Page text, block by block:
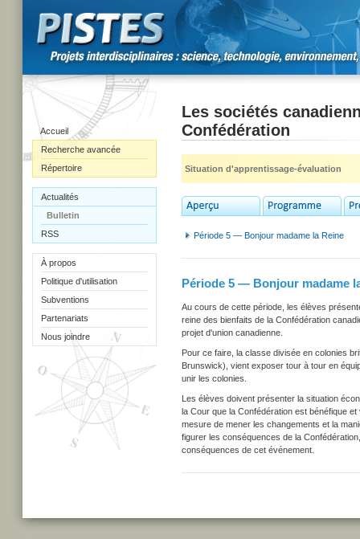
Accueil
Recherche avancée
Répertoire
Actualités
Bulletin
RSS
À propos
Politique d'utilisation
Subventions
Partenariats
Nous joindre
Les sociétés
Confédération
Situation d'apprentissage-évaluation
Période 5 — Bonjour madame la Reine
Période 5 — Bonjour madame
Au cours de cette période, les élèves
reine des bienfaits de la Confédération
projet d'union canadienne.
Pour ce faire, la classe divisée en colonies
Brunswick), vient exposer tour à tour en
unir les colonies.
Les élèves doivent présenter la situation
la Cour que la Confédération est bénéfique
mesure de mener les changements et la
figurer les conséquences de la
conséquences de cet événement.